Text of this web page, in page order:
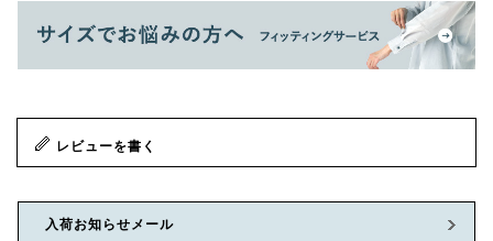
レビューを書く
入荷お知らせメール